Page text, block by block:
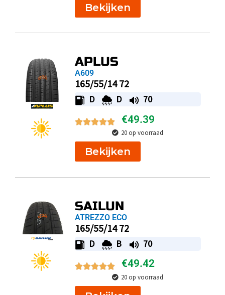
Bekijken
APLUS
A609
165/55/14 72
D D 70
€49.39
20 op voorraad
Bekijken
SAILUN
ATREZZO ECO
165/55/14 72
D B 70
€49.42
20 op voorraad